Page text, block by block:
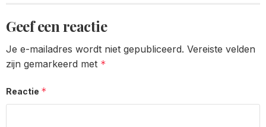
Geef een reactie
Je e-mailadres wordt niet gepubliceerd. Vereiste velden
zijn gemarkeerd met *
Reactie *